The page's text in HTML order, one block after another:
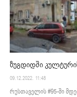
ზუგდიდში
09.12.2022. 11:48
რუსთაველის #95-ში